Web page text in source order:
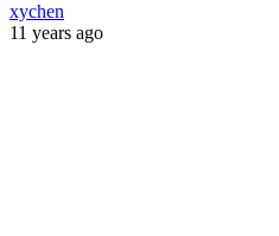
xychen
11 years ago